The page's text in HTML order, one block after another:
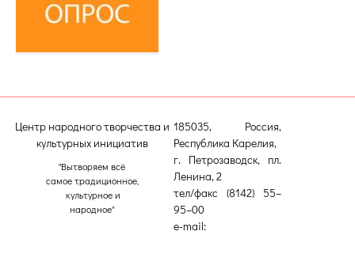
Центр народного творчества и
культурных инициатив
"Вытворяем всё
самое традиционное,
культурное и
народное"
185035, Россия,
Республика Карелия,
г. Петрозаводск, пл.
Ленина, 2
тел/факс (8142) 55–
95–00
e-mail: